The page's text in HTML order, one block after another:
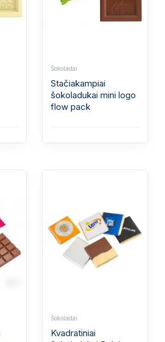
Šokoladai
Stačiakampiai
šokoladukai mini logo
flow pack
Šokoladai
Kvadratiniai